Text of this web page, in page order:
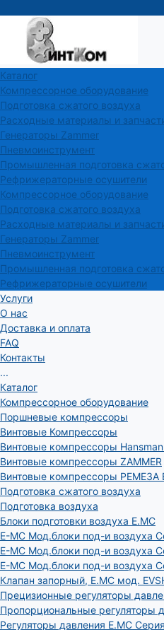
Каталог
Компрессорное оборудование
Подготовка сжатого воздуха
Расходные материалы и
Генераторы Zammer
Пневмоинструмент
Промышленная подготовка
Рефрижераторные осушители
Компрессорное оборудование
Подготовка сжатого воздуха
Расходные материалы и
Генераторы Zammer
Пневмоинструмент
Промышленная подготовка
Рефрижераторные осушители
Услуги
О нас
Доставка и оплата
FAQ
Контакты
...
Каталог
Компрессорное оборудование
Поршневые компрессоры
Винтовые Компрессоры
Винтовые компрессоры
Винтовые компрессоры ZAMMER
Винтовые компрессоры РЕМЕЗА
Подготовка сжатого воздуха
Подготовка воздуха
Блоки подготовки воздуха E.MC
E-MC Мод.блоки под-и воздуха
E-MC Мод.блоки под-и воздуха
E-MC Мод.блоки под-и воздуха
Клапан запорный, E.MC мод.
Прецизионные регуляторы
Пропорциональные регуляторы
Регуляторы давления E.MC